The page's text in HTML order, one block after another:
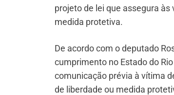
projeto de lei que assegura
medida protetiva.
De acordo com o deputado
cumprimento no Estado do
comunicação prévia à vítima
de liberdade ou medida